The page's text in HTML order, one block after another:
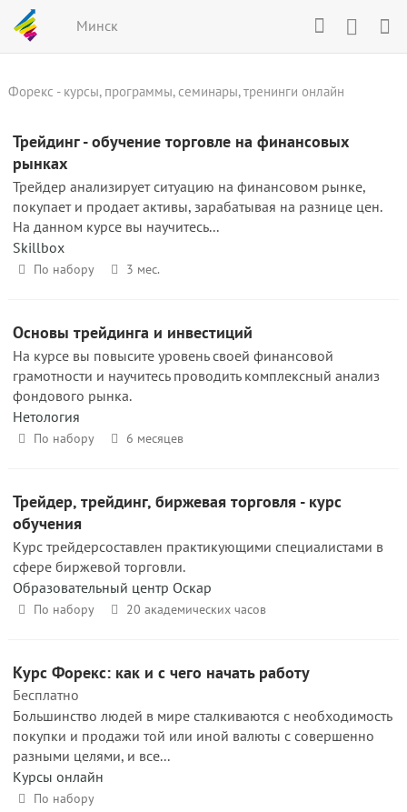
Минск
Форекс - курсы, программы, семинары, тренинги онлайн
Трейдинг - обучение торговле на финансовых
рынках
Трейдер анализирует ситуацию на финансовом рынке,
покупает и продает активы, зарабатывая на разнице цен.
На данном курсе вы научитесь...
Skillbox
По набору 3 мес.
Основы трейдинга и инвестиций
На курсе вы повысите уровень своей финансовой
грамотности и научитесь проводить комплексный анализ
фондового рынка.
Нетология
По набору 6 месяцев
Трейдер, трейдинг, биржевая торговля - курс
обучения
Курс трейдерсоставлен практикующими специалистами в
сфере биржевой торговли.
Образовательный центр Оскар
По набору 20 академических часов
Курс Форекс: как и с чего начать работу
Бесплатно
Большинство людей в мире сталкиваются с необходимость
покупки и продажи той или иной валюты с совершенно
разными целями, и все...
Курсы онлайн
По набору